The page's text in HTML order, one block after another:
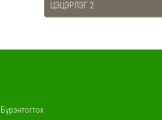
ЦЭЦЭРЛЭГ 2
Бүрэнтогтох